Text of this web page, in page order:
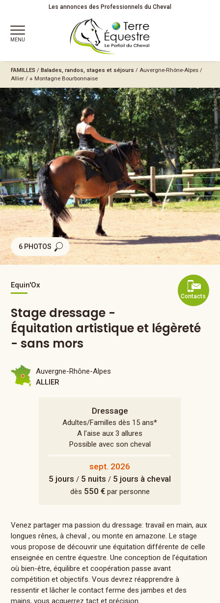
Les annonces des Professionnels du Cheval
MENU
FAMILLES /Balades, randos, stages et séjours /Auvergne-Rhône-Alpes /
Allier /※ Montagne Bourbonnaise
6 PHOTOS
Contacts
Equin'Ox
Stage dressage -
Équitation artistique et légèreté
- sans mors
Dressage
Adultes/Familles dès 15 ans*
A l'aise aux 3 allures
Possible avec son cheval
sept. 2026
5 jours / 5 nuits / 5 jours à cheval
dès 550 €par personne
Auvergne-Rhône-Alpes
ALLIER
Venez partager ma passion du dressage: travail en main, aux
longues rênes, à cheval , ou monte en amazone. Le stage
vous propose de découvrir une équitation différente de celle
enseignée en centre équestre. Une conception de l’équitation
où bien-être, équilibre et coopération passe avant
compétition et objectifs. Vous devrez réapprendre à
ressentir et lâcher le contact ferme des jambes et des
mains, vous acquerrez tact et précision.